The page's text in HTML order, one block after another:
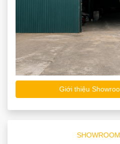
Giới thiệu